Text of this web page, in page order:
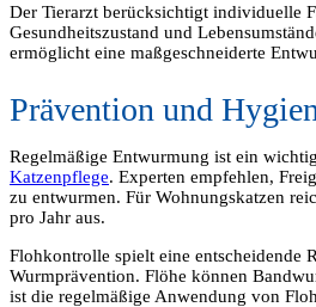
Der Tierarzt berücksichtigt individuelle
Gesundheitszustand und
ermöglicht eine maßgeschneiderte
Prävention und
Regelmäßige Entwurmung ist ein
Katzenpflege. Experten empfehlen,
zu entwurmen. Für Wohnungskatzen
pro Jahr aus.
Flohkontrolle spielt eine entscheidende
Wurmprävention. Flöhe können
ist die regelmäßige Anwendung von